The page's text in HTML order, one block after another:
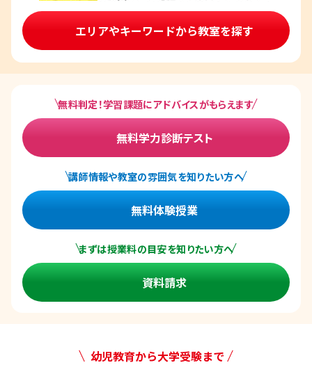
エリアやキーワードから教室を探す
無料判定！学習課題にアドバイスがもらえます
無料学力診断テスト
講師情報や教室の雰囲気を知りたい方へ
無料体験授業
まずは授業料の目安を知りたい方へ
資料請求
幼児教育から大学受験まで